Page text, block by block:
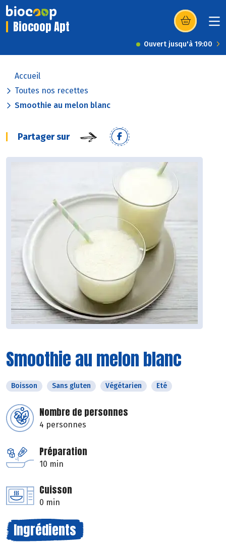
Biocoop Apt (s’ouvre dans
Ouvert jusqu'à 19:00
Accueil
Toutes nos recettes
Smoothie au melon blanc
Partager sur
Smoothie au melon blanc
Boisson Sans gluten Végétarien Eté
Nombre de personnes
4 personnes
Préparation
10 min
Cuisson
0 min
Ingrédients